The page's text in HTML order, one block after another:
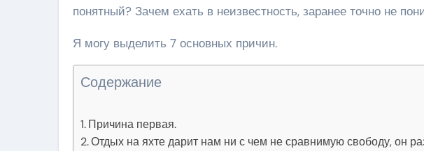
понятный? Зачем ехать в неизвестность, заранее точно не
Я могу выделить 7 основных причин.
Содержание
Причина первая.
Отдых на яхте дарит нам ни с чем не сравнимую свободу, он